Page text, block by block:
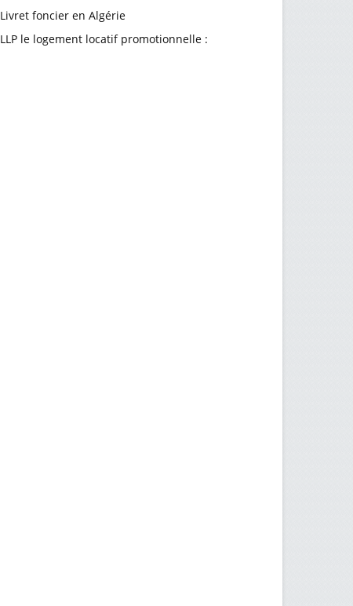
Livret foncier en Algérie
LLP le logement locatif promotionnelle :